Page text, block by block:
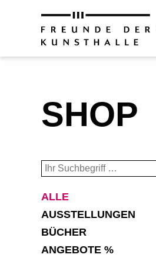
SHOP
ALLE
AUSSTELLUNGEN
BÜCHER
ANGEBOTE %